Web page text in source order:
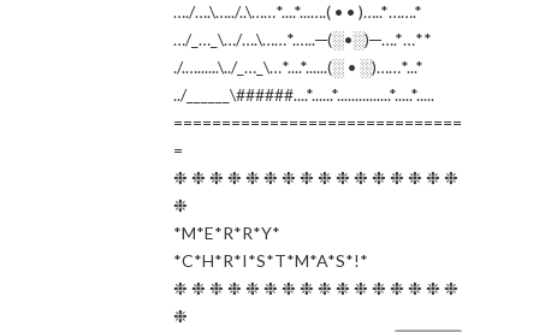
…./….\…../..\……*....*...….( • • )…..*…….*
…/_…_\…/….\……*.…..─(░•░)─….*…**
./.…......\../_…_\…*....*......(░ • ░)……*...*
../______\######....*......*...............*.....*.....
==============================
=
❉ ❉ ❉ ❉ ❉ ❉ ❉ ❉ ❉ ❉ ❉ ❉ ❉ ❉ ❉ ❉
❉
*M*E*R*R*Y*
*C*H*R*I*S*T*M*A*S*!*
❉ ❉ ❉ ❉ ❉ ❉ ❉ ❉ ❉ ❉ ❉ ❉ ❉ ❉ ❉ ❉
❉